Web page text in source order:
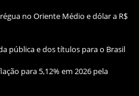
no Oriente Médio e dólar a R$
pública e dos títulos para o Brasil
para 5,12% em 2026 pela